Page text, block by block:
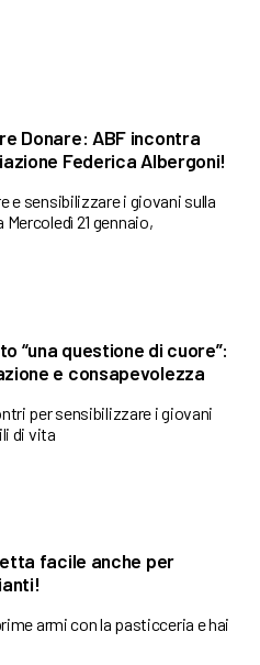
Donare: ABF incontra
Federica Albergoni!
e sensibilizzare i giovani sulla
Mercoledì 21 gennaio,
“una questione di cuore”:
e consapevolezza
per sensibilizzare i giovani
di vita
facile anche per
armi con la pasticceria e hai